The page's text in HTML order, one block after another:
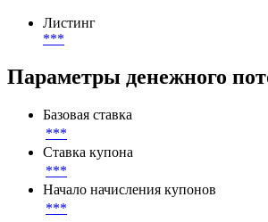
***AZN
Листинг
Параметры денежного
Базовая ставка
***
Ставка купона